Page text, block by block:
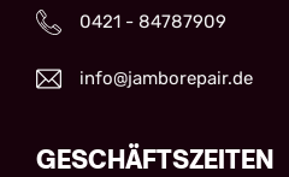
0421 - 84787909
info@jamborepair.de
GESCHÄFTSZEITEN